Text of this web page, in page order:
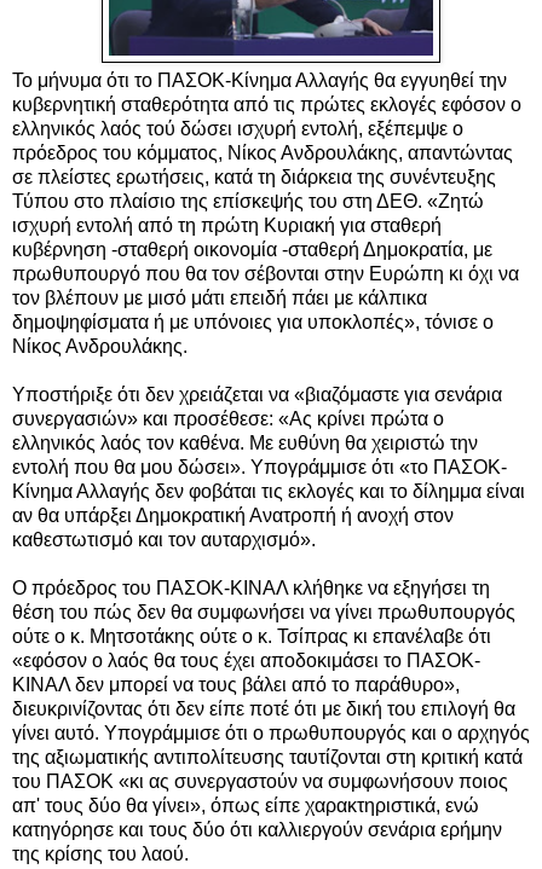
Το μήνυμα ότι το ΠΑΣΟΚ-Κίνημα Αλλαγής θα εγγυηθεί την
κυβερνητική σταθερότητα από τις πρώτες εκλογές εφόσον ο
ελληνικός λαός τού δώσει ισχυρή εντολή, εξέπεμψε ο
πρόεδρος του κόμματος, Νίκος Ανδρουλάκης, απαντώντας
σε πλείστες ερωτήσεις, κατά τη διάρκεια της συνέντευξης
Τύπου στο πλαίσιο της επίσκεψής του στη ΔΕΘ. «Ζητώ
ισχυρή εντολή από τη πρώτη Κυριακή για σταθερή
κυβέρνηση -σταθερή οικονομία -σταθερή Δημοκρατία, με
πρωθυπουργό που θα τον σέβονται στην Ευρώπη κι όχι να
τον βλέπουν με μισό μάτι επειδή πάει με κάλπικα
δημοψηφίσματα ή με υπόνοιες για υποκλοπές», τόνισε ο
Νίκος Ανδρουλάκης.
Υποστήριξε ότι δεν χρειάζεται να «βιαζόμαστε για σενάρια
συνεργασιών» και προσέθεσε: «Ας κρίνει πρώτα ο
ελληνικός λαός τον καθένα. Με ευθύνη θα χειριστώ την
εντολή που θα μου δώσει». Υπογράμμισε ότι «το ΠΑΣΟΚ-
Κίνημα Αλλαγής δεν φοβάται τις εκλογές και το δίλημμα είναι
αν θα υπάρξει Δημοκρατική Ανατροπή ή ανοχή στον
καθεστωτισμό και τον αυταρχισμό».
Ο πρόεδρος του ΠΑΣΟΚ-ΚΙΝΑΛ κλήθηκε να εξηγήσει τη
θέση του πώς δεν θα συμφωνήσει να γίνει πρωθυπουργός
ούτε ο κ. Μητσοτάκης ούτε ο κ. Τσίπρας κι επανέλαβε ότι
«εφόσον ο λαός θα τους έχει αποδοκιμάσει το ΠΑΣΟΚ-
ΚΙΝΑΛ δεν μπορεί να τους βάλει από το παράθυρο»,
διευκρινίζοντας ότι δεν είπε ποτέ ότι με δική του επιλογή θα
γίνει αυτό. Υπογράμμισε ότι ο πρωθυπουργός και ο αρχηγός
της αξιωματικής αντιπολίτευσης ταυτίζονται στη κριτική κατά
του ΠΑΣΟΚ «κι ας συνεργαστούν να συμφωνήσουν ποιος
απ' τους δύο θα γίνει», όπως είπε χαρακτηριστικά, ενώ
κατηγόρησε και τους δύο ότι καλλιεργούν σενάρια ερήμην
της κρίσης του λαού.